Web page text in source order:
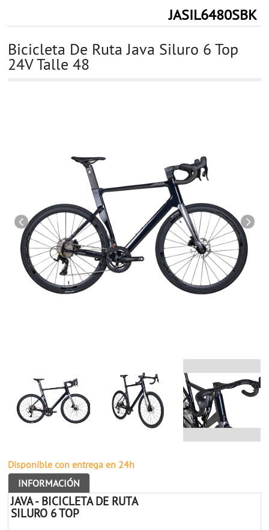
JASIL6480SBK
Bicicleta De Ruta Java Siluro 6 Top
24V Talle 48
Disponible con entrega en 24h
INFORMACIÓN
JAVA - BICICLETA DE RUTA
SILURO 6 TOP